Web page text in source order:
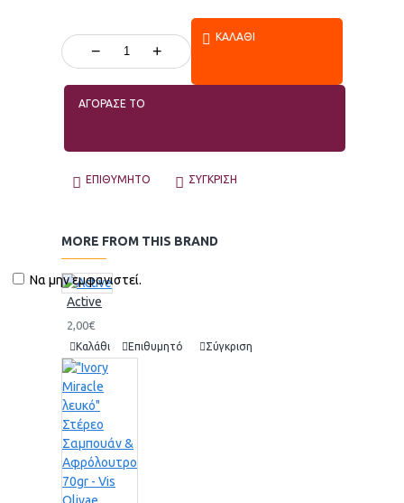
Να μην εμφανιστεί.
− +
ΚΑΛΆΘΙ
ΑΓΟΡΑΣΕ ΤΟ
ΕΠΙΘΥΜΗΤΌ ΣΎΓΚΡΙΣΗ
MORE FROM THIS BRAND
Active
2,00€
Καλάθι Επιθυμητό Σύγκριση